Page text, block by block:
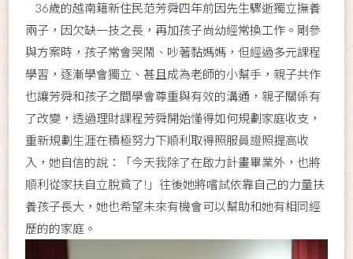
36歲的越南籍新住民范芳舜四年前因先生驟逝獨立撫養
兩子，因欠缺一技之長，再加孩子尚幼經常換工作。剛參
與方案時，孩子常會哭鬧、吵著黏媽媽，但經過多元課程
學習，逐漸學會獨立、甚且成為老師的小幫手，親子共作
也讓芳舜和孩子之間學會尊重與有效的溝通，親子關係有
了改變，透過理財課程芳舜開始懂得如何規劃家庭收支，
重新規劃生涯在積極努力下順利取得照服員證照提高收
入，她自信的說：「今天我除了在啟力計畫畢業外，也將
順利從家扶自立脫貧了!」往後她將嚐試依靠自己的力量扶
養孩子長大，她也希望未來有機會可以幫助和她有相同經
歷的的家庭。